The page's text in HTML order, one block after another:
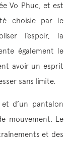
Vo Phuc, et est
choisie par le
l’espoir, la
également le
avoir un esprit
sans limite.
d’un pantalon
mouvement. Le
et des